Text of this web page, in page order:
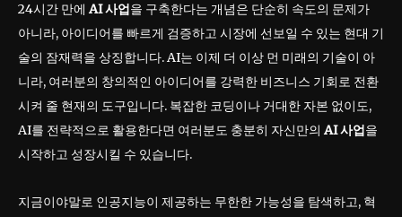
24시간 만에 AI 사업을 구축한다는 개념은 단순히 속도의 문제가
아니라, 아이디어를 빠르게 검증하고 시장에 선보일 수 있는 현대 기
술의 잠재력을 상징합니다. AI는 이제 더 이상 먼 미래의 기술이 아
니라, 여러분의 창의적인 아이디어를 강력한 비즈니스 기회로 전환
시켜 줄 현재의 도구입니다. 복잡한 코딩이나 거대한 자본 없이도,
AI를 전략적으로 활용한다면 여러분도 충분히 자신만의 AI 사업을
시작하고 성장시킬 수 있습니다.
지금이야말로 인공지능이 제공하는 무한한 가능성을 탐색하고, 혁